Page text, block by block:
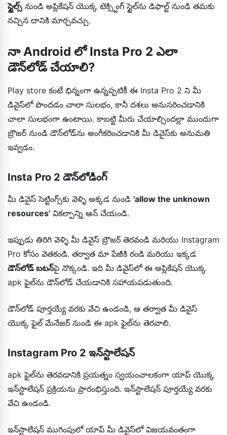
స్టైల్స్ నుండి అప్లికేషన్ యొక్క టెక్స్టింగ్ స్టైల్‌ను డిఫాల్ట్ నుండి తమకు
నచ్చిన దానికి మార్చవచ్చు.
నా Android లో Insta Pro 2 ఎలా
డౌన్‌లోడ్ చేయాలి?
Play store కంటే భిన్నంగా ఉన్నప్పటికీ ఈ Insta Pro 2 ని మీ
డివైస్‌లో పొందడం చాలా సులభం, కానీ దశలు అనుసరించడానికి
చాలా సులభంగా ఉంటాయి. కాబట్టి మీరు చేయాల్సిందల్లా ముందుగా
బ్రౌజర్ నుండి డౌన్‌లోడ్‌ను అంగీకరించడానికి మీ డివైస్‌కు అనుమతి
ఇవ్వడం.
Insta Pro 2 డౌన్‌లోడింగ్
మీ డివైస్ సెట్టింగ్స్‌కు వెళ్ళి అక్కడ నుండి 'allow the unknown
resources' వికల్పాన్ని ఆన్ చేయండి.
ఇప్పుడు తిరిగి వెళ్ళి మీ డివైస్ బ్రౌజర్ తెరవండి మరియు Instagram
Pro కోసం వెతకండి. తర్వాత మా పేజీకి రండి మరియు ఇక్కడ
డౌన్‌లోడ్ బటన్పై నొక్కండి. ఇది మీ డివైస్‌లో ఈ అప్లికేషన్ యొక్క
apk ఫైల్‌ను డౌన్‌లోడ్ చేయడానికి సహాయపడుతుంది.
డౌన్‌లోడ్ పూర్తయ్యే వరకు వేచి ఉండండి, ఆ తర్వాత మీ డివైస్
యొక్క ఫైల్ మేనేజర్ నుండి ఈ apk ఫైల్‌ను తెరవాలి.
Instagram Pro 2 ఇన్‌స్టాలేషన్
apk ఫైల్‌ను తెరవడానికి ప్రయత్నం స్వయంచాలకంగా యాప్ యొక్క
ఇన్‌స్టాలేషన్ ప్రక్రియను ప్రారంభిస్తుంది. ఇన్‌స్టాలేషన్ పూర్తయ్యే వరకు
వేచి ఉండండి.
ఇన్‌స్టాలేషన్ ముగింపులో యాప్ మీ డివైస్‌లో విజయవంతంగా